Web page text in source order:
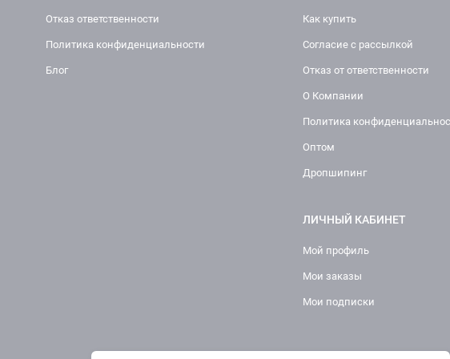
Отказ ответственности
Политика конфиденциальности
Блог
Как купить
Согласие с рассылкой
Отказ от ответственности
О Компании
Политика
Оптом
Дропшипинг
ЛИЧНЫЙ КАБИНЕТ
Мой профиль
Мои заказы
Мои подписки